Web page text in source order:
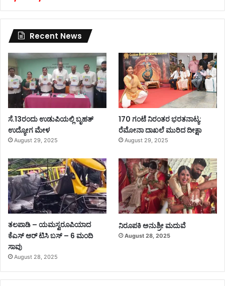
Recent News
ಸೆ.13ರಂದು ಉಡುಪಿಯಲ್ಲಿ ಬೃಹತ್
ಉದ್ಯೋಗ ಮೇಳ
August 29, 2025
170 ಗಂಟೆ ನಿರಂತರ ಭರತನಾಟ್ಯ:
ರೆಮೋನಾ ದಾಖಲೆ ಮುರಿದ ದೀಕ್ಷಾ
August 29, 2025
ತಲಪಾಡಿ – ಯಮಸ್ವರೂಪಿಯಾದ
ಕೆಎಸ್ ಆರ್ ಟಿಸಿ ಬಸ್ – 6 ಮಂದಿ
ಸಾವು
August 28, 2025
ನಿರೂಪಕಿ ಅನುಶ್ರೀ ಮದುವೆ
August 28, 2025